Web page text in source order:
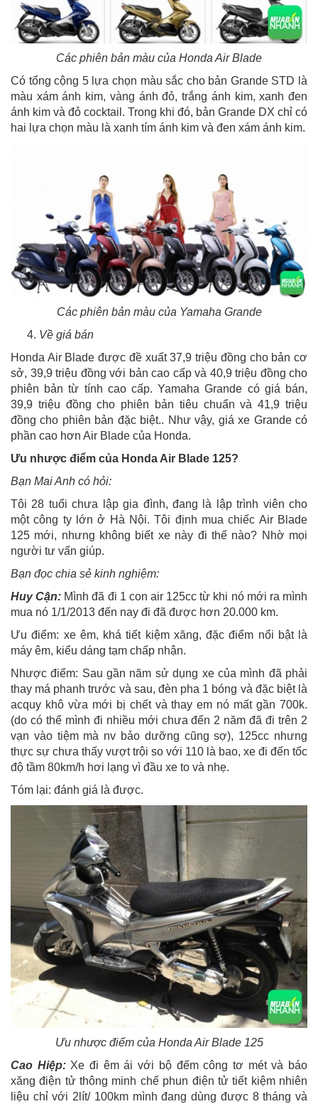
Các phiên bản màu của Honda Air Blade
Có tổng cộng 5 lựa chọn màu sắc cho bản Grande STD là
màu xám ánh kim, vàng ánh đỏ, trắng ánh kim, xanh đen
ánh kim và đỏ cocktail. Trong khi đó, bản Grande DX chỉ có
hai lựa chọn màu là xanh tím ánh kim và đen xám ánh kim.
Các phiên bản màu của Yamaha Grande
Về giá bán
Honda Air Blade được đề xuất 37,9 triệu đồng cho bản cơ
sở, 39,9 triệu đồng với bản cao cấp và 40,9 triệu đồng cho
phiên bản từ tính cao cấp. Yamaha Grande có giá bán,
39,9 triệu đồng cho phiên bản tiêu chuẩn và 41,9 triệu
đồng cho phiên bản đặc biệt.. Như vậy, giá xe Grande có
phần cao hơn Air Blade của Honda.
Ưu nhược điểm của Honda Air Blade 125?
Bạn Mai Anh có hỏi:
Tôi 28 tuổi chưa lập gia đình, đang là lập trình viên cho
một công ty lớn ở Hà Nội. Tôi định mua chiếc Air Blade
125 mới, nhưng không biết xe này đi thế nào? Nhờ mọi
người tư vấn giúp.
Bạn đọc chia sẻ kinh nghiệm:
Huy Cận: Mình đã đi 1 con air 125cc từ khi nó mới ra mình
mua nó 1/1/2013 đến nay đi đã được hơn 20.000 km.
Ưu điểm: xe êm, khá tiết kiệm xăng, đặc điểm nổi bật là
máy êm, kiểu dáng tạm chấp nhận.
Nhược điểm: Sau gần năm sử dụng xe của mình đã phải
thay má phanh trước và sau, đèn pha 1 bóng và đặc biệt là
acquy khô vừa mới bị chết và thay em nó mất gần 700k.
(do có thể mình đi nhiều mới chưa đến 2 năm đã đi trên 2
vạn vào tiệm mà nv bảo dưỡng cũng sợ), 125cc nhưng
thực sự chưa thấy vượt trội so với 110 là bao, xe đi đến tốc
độ tầm 80km/h hơi lạng vì đầu xe to và nhẹ.
Tóm lại: đánh giá là được.
Ưu nhược điểm của Honda Air Blade 125
Cao Hiệp:Xe đi êm ái với bộ đếm công tơ mét và báo
xăng điện tử thông minh chế phun điện tử tiết kiệm nhiên
liệu chỉ với 2lít/ 100km mình đang dùng được 8 tháng và